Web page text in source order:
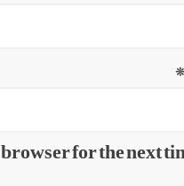
*
for the next